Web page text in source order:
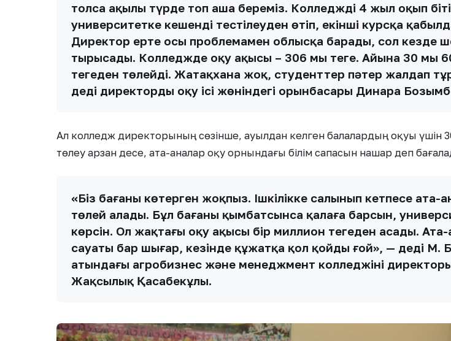
толса ақылы түрде топ аша береміз. Колледжді 4 жыл оқып
университетке кешенді тестілеуден өтіп, екінші курсқа
Директор ертең осы проблемамен облысқа барады, сол кезде
тырысады. Колледжде оқу ақысы – 306 мың теңге. Айына 30 мың
теңгеден төлейді. Жатақхана жоқ, студенттер пәтер жалдап
деді директордың оқу ісі жөніндегі орынбасары Динара
Ал колледж директорының сөзінше, ауылдан келген балалардың оқуы үшін
төлеу арзан десе, ата-аналар оқу орнындағы білім сапасын нашар деп
«Біз бағаны көтерген жоқпыз. Ішкілікке салынып кетпесе ата-
төлей алады. Бұл бағаны қымбатсынса қалаға барсын,
көрсін. Ол жақтағы оқу ақысы бір миллион теңгеден асады. Ата-
сауаты бар шығар, кезінде құжатқа қол қойды ғой», — деді М.
атындағы агробизнес және менеджмент колледжінің
Жақсылық Қасабекұлы.